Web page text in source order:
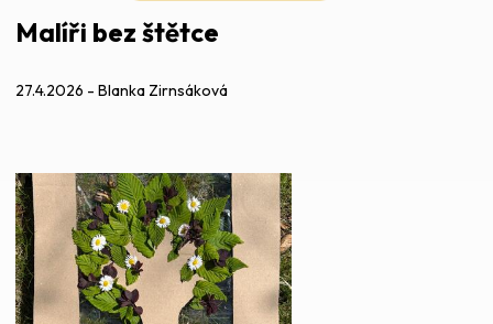
Malíři bez štětce
27.4.2026 - Blanka Zirnsáková